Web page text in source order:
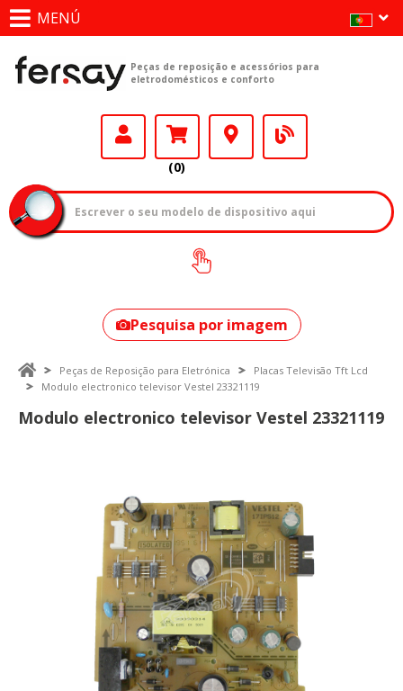
MENÚ
Peças de reposição e acessórios para
eletrodomésticos e conforto
(0)
Como encontrar
o seu modelo?
Pesquisa por imagem
Peças de Reposição para Eletrónica
Placas Televisão Tft Lcd
Modulo electronico televisor Vestel 23321119
Modulo electronico televisor Vestel 23321119